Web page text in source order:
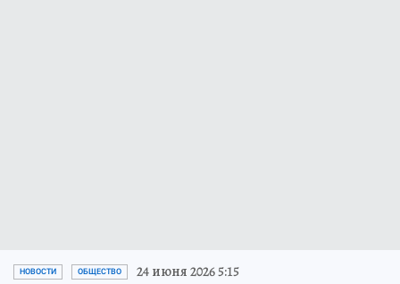
НОВОСТИ ОБЩЕСТВО 24 июня 2026 5:15